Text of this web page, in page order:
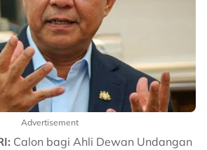
Advertisement
Calon bagi Ahli Dewan Undangan